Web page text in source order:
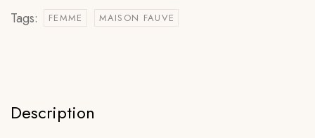
Tags: FEMME MAISON FAUVE
Description